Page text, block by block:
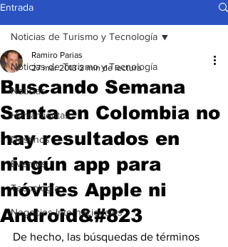
Entrada
Noticias de Turismo y Tecnología
Noticias
Herramientas
Destinos
Eventos
Tecnología
Negocios Internacionales
Noticias de Turismo y Tecnología
Buscando Semana
Santa en Colombia no
hay resultados en
ningún app para
móviles Apple ni
Android&#823
Ramiro Parias
27 mar 2013 2 min de lectura
De hecho, las búsquedas de términos